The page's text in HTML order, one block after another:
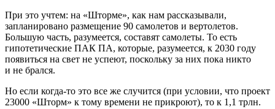
При это учтем: на «Шторме», как нам рассказывали,
запланировано размещение 90 самолетов и вертолетов.
Большую часть, разумеется, составят самолеты. То есть
гипотетические ПАК ПА, которые, разумеется, к 2030 году
появиться на свет не успеют, поскольку за них пока никто
и не брался.
Но если когда-то это все же случится (при условии, что проект
23000 «Шторм» к тому времени не прикроют), то к 1,1 трлн.